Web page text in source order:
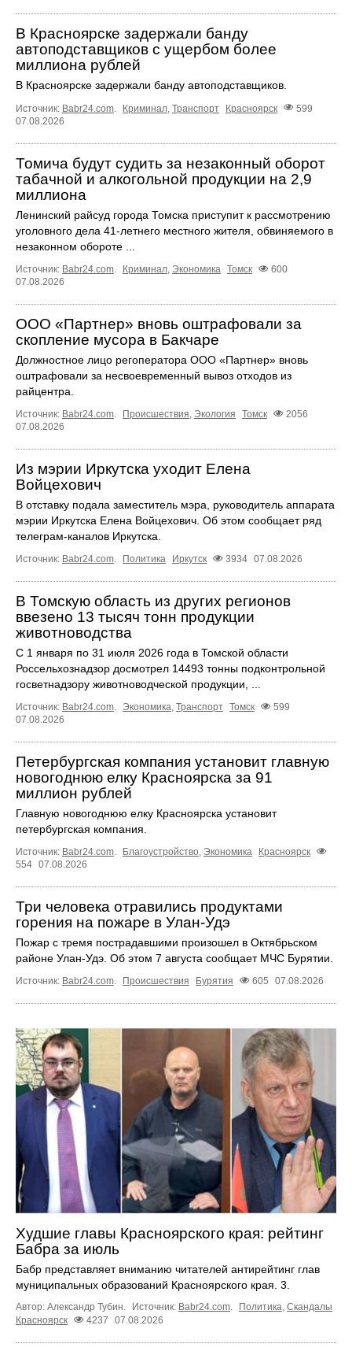
В Красноярске задержали банду
автоподставщиков с ущербом более
миллиона рублей
В Красноярске задержали банду автоподставщиков.
Источник: Babr24.com Криминал Транспорт Красноярск
599
07.08.2026
Томича будут судить за незаконный оборот
табачной и алкогольной продукции на 2,9
миллиона
Ленинский райсуд города Томска приступит к рассмотрению
уголовного дела 41-летнего местного жителя, обвиняемого в
незаконном обороте ...
Источник: Babr24.com Криминал Экономика Томск
600
07.08.2026
ООО «Партнер» вновь оштрафовали за
скопление мусора в Бакчаре
Должностное лицо регоператора ООО «Партнер» вновь
оштрафовали за несвоевременный вывоз отходов из
райцентра.
Источник: Babr24.com Происшествия Экология Томск
2056
07.08.2026
Из мэрии Иркутска уходит Елена
Войцехович
В отставку подала заместитель мэра, руководитель аппарата
мэрии Иркутска Елена Войцехович. Об этом сообщает ряд
телеграм‑каналов Иркутска.
Источник: Babr24.com. Политика Иркутск 3934 07.08.2026
В Томскую область из других регионов
ввезено 13 тысяч тонн продукции
животноводства
С 1 января по 31 июля 2026 года в Томской области
Россельхознадзор досмотрел 14493 тонны подконтрольной
госветнадзору животноводческой продукции, ...
Источник: Babr24.com. Экономика, Транспорт Томск
599
07.08.2026
Петербургская компания установит главную
новогоднюю елку Красноярска за 91
миллион рублей
Главную новогоднюю елку Красноярска установит
петербургская компания.
Источник: Babr24.com. Благоустройство, Экономика
Красноярск
554 07.08.2026
Три человека отравились продуктами
горения на пожаре в Улан-Удэ
Пожар с тремя пострадавшими произошел в Октябрьском
районе Улан-Удэ. Об этом 7 августа сообщает МЧС Бурятии.
Источник: Babr24.com. Происшествия Бурятия 605 07.08.2026
Худшие главы Красноярского края: рейтинг
Бабра за июль
Бабр представляет вниманию читателей антирейтинг глав
муниципальных образований Красноярского края. 3.
Автор: Александр Тубин. Источник: Babr24.com. Политика, Скандалы
Красноярск
4237 07.08.2026